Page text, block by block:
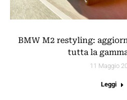
BMW M2 restyling:
tutta la
11 Maggio
Leggi